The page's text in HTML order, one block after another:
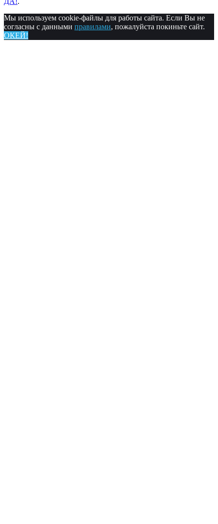
Мы используем cookie-файлы для работы сайта. Если Вы не
согласны с данными правилами, пожалуйста покиньте сайт.
ОКЕЙ!